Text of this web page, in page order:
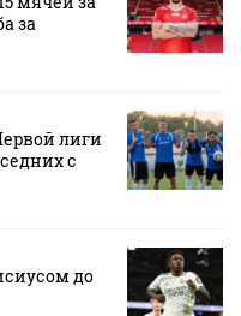
за
лиги
с
до